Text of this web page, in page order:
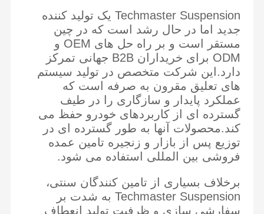
Techmaster Suspension یک تولید کننده
جدید اما در حال رشد است که در چین
مستقر است و بر راه حل های OEM و
ODM برای خریداران B2B جهانی تمرکز
دارد.این شرکت متخصص در تولید سیستم
های تعلیق مقرون به صرفه است که
عملکرد پایدار و سازگاری را در طیف
گسترده ای از کاربردهای خودرو حفظ می
کند.محصولات آنها به طور گسترده ای در
توزیع پس از بازار و زنجیره تامین عمده
فروشی بین المللی استفاده می شود.
برخلاف بسیاری از تامین کنندگان سنتی،
Techmaster Suspension به شدت بر
سفارشی سازی و ظرفیت تولید انعطاف